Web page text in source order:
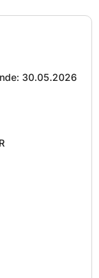
30.05.2026